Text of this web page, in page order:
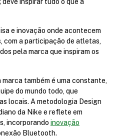
inspirar tudo o que a
e inovação onde acontecem
com a participação de atletas,
pela marca que inspiram os
também é uma constante,
do mundo todo, que
locais. A metodologia Design
da Nike e reflete em
incorporando inovação
Bluetooth.